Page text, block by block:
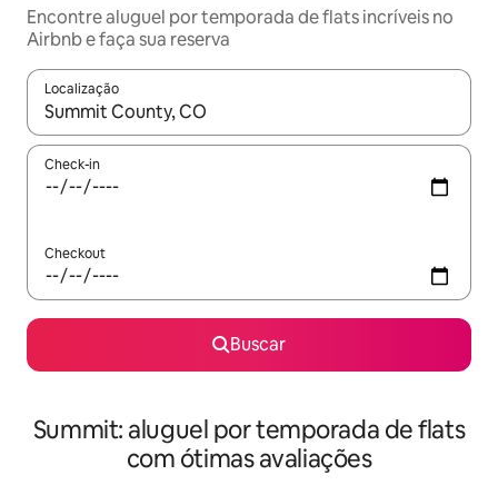
Encontre aluguel por temporada de flats incríveis no
Airbnb e faça sua reserva
Localização
Quando os resultados estiverem disponíveis, explore-os
Check-in
Checkout
Buscar
Summit: aluguel por temporada de flats
com ótimas avaliações